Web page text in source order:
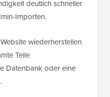
deutlich schneller
Importen.
wiederherstellen
Teile
Datenbank oder eine